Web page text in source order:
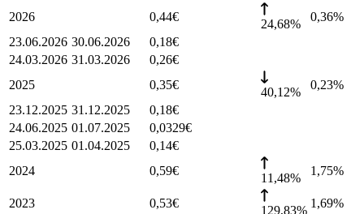
2026 0,44€
24,68%
0,36%
23.06.2026 30.06.2026 0,18€
24.03.2026 31.03.2026 0,26€
2025
0,35€
40,12%
0,23%
23.12.2025 31.12.2025 0,18€
24.06.2025 01.07.2025 0,0329€
25.03.2025 01.04.2025 0,14€
2024
0,59€
11,48%
1,75%
2023 0,53€
129,83%
1,69%